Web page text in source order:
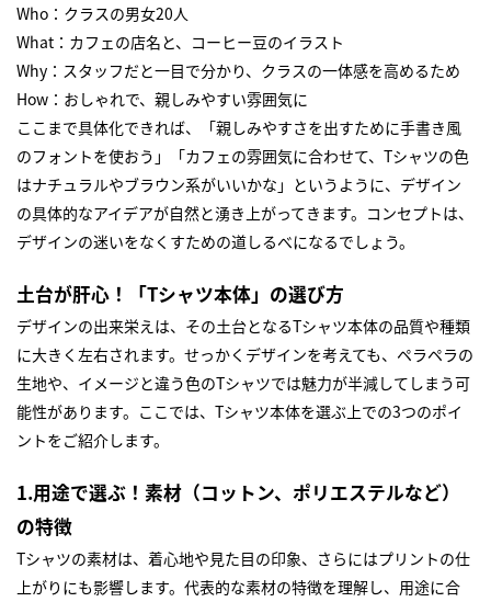
Who：クラスの男女20人
What：カフェの店名と、コーヒー豆のイラスト
Why：スタッフだと一目で分かり、クラスの一体感を高めるため
How：おしゃれで、親しみやすい雰囲気に
ここまで具体化できれば、「親しみやすさを出すために手書き風
のフォントを使おう」「カフェの雰囲気に合わせて、Tシャツの色
はナチュラルやブラウン系がいいかな」というように、デザイン
の具体的なアイデアが自然と湧き上がってきます。コンセプトは、
デザインの迷いをなくすための道しるべになるでしょう。
土台が肝心！「Tシャツ本体」の選び方
デザインの出来栄えは、その土台となるTシャツ本体の品質や種類
に大きく左右されます。せっかくデザインを考えても、ペラペラの
生地や、イメージと違う色のTシャツでは魅力が半減してしまう可
能性があります。ここでは、Tシャツ本体を選ぶ上での3つのポイ
ントをご紹介します。
1.用途で選ぶ！素材（コットン、ポリエステルなど）
の特徴
Tシャツの素材は、着心地や見た目の印象、さらにはプリントの仕
上がりにも影響します。代表的な素材の特徴を理解し、用途に合